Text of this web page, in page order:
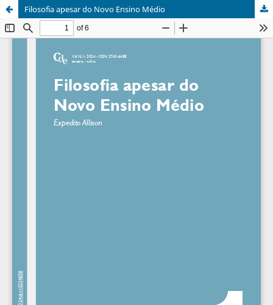
Filosofia apesar do Novo Ensino Médio